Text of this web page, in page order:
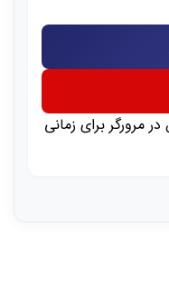
مرورگر برای زمانی